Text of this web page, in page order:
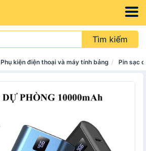
Tìm kiếm
Phụ kiện điện thoại và máy tính bảng Pin sạc